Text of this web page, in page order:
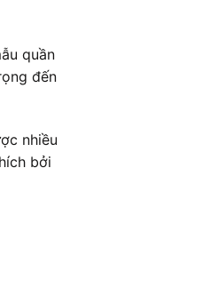
quần
đến
nhiều
bởi